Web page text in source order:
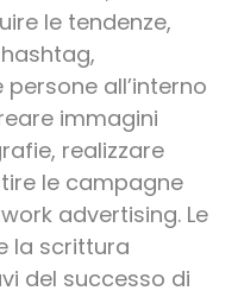
le tendenze,
all’interno
immagini
realizzare
le campagne
advertising. Le
la scrittura
del successo di